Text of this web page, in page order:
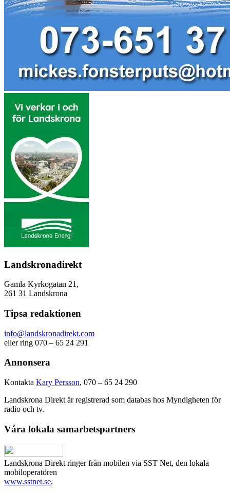
Landskronadirekt
Gamla Kyrkogatan 21,
261 31 Landskrona
Tipsa redaktionen
info@landskronadirekt.com
eller ring 070 – 65 24 291
Annonsera
Kontakta Kary Persson, 070 – 65 24 290
Landskrona Direkt är registrerad som databas hos Myndigheten för
radio och tv.
Våra lokala samarbetspartners
Landskrona Direkt ringer från mobilen via SST Net, den lokala
mobiloperatören
www.sstnet.se.